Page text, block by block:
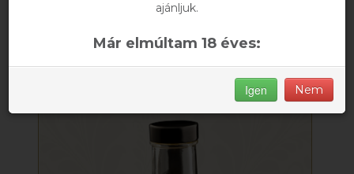
ÚJ
ajánljuk.
Már elmúltam 18 éves:
Igen Nem